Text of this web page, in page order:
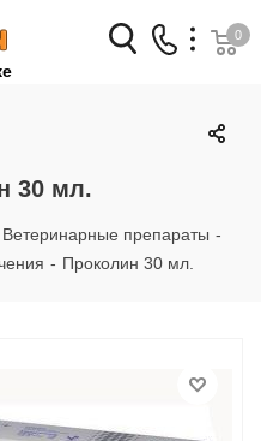
звонок
79-04-04
959-88-32
0
30 мл.
Ветеринарные препараты -
- Проколин 30 мл.